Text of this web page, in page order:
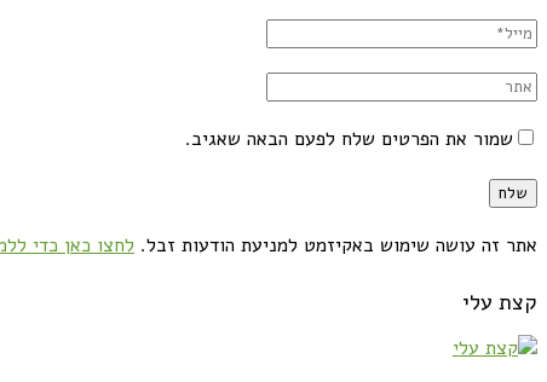
שמור את הפרטים שלח לפעם הבאה שאגיב.
אתר זה עושה שימוש באקיזמט למניעת הודעות זבל. לחצו כאן כדי
קצת עלי